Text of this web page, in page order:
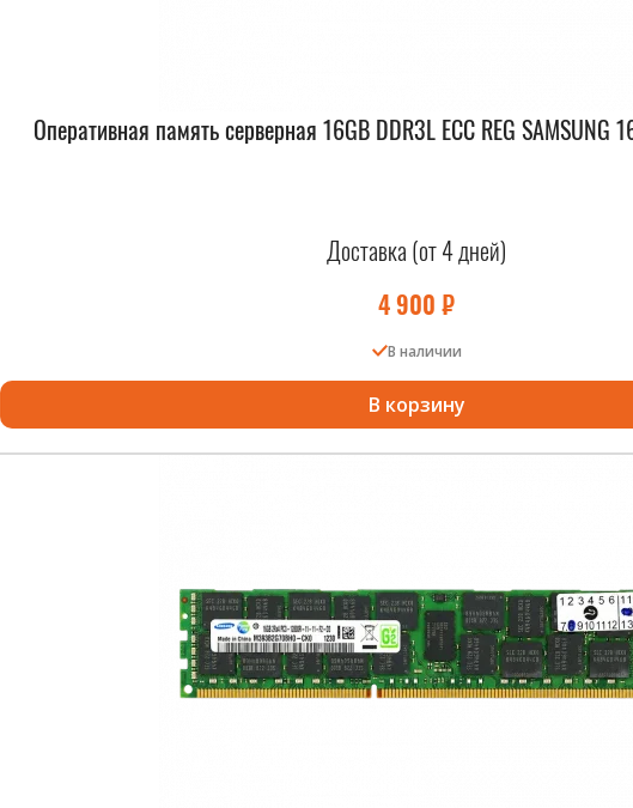
Оперативная память серверная 16GB DDR3L ECC REG SAMSUNG
Доставка (от 4 дней)
4 900₽
В наличии
В корзину